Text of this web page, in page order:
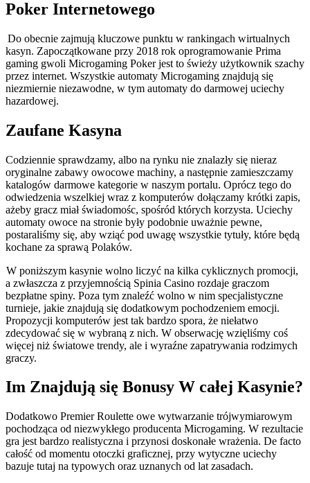
Poker Internetowego
Do obecnie zajmują kluczowe punktu w rankingach wirtualnych
kasyn. Zapoczątkowane przy 2018 rok oprogramowanie Prima
gaming gwoli Microgaming Poker jest to świeży użytkownik szachy
przez internet. Wszystkie automaty Microgaming znajdują się
niezmiernie niezawodne, w tym automaty do darmowej uciechy
hazardowej.
Zaufane Kasyna
Codziennie sprawdzamy, albo na rynku nie znalazły się nieraz
oryginalne zabawy owocowe machiny, a następnie zamieszczamy
katalogów darmowe kategorie w naszym portalu. Oprócz tego do
odwiedzenia wszelkiej wraz z komputerów dołączamy krótki zapis,
ażeby gracz miał świadomośc, spośród których korzysta. Uciechy
automaty owoce na stronie były podobnie uważnie pewne,
postaraliśmy się, aby wziąć pod uwagę wszystkie tytuły, które będą
kochane za sprawą Polaków.
W poniższym kasynie wolno liczyć na kilka cyklicznych promocji,
a zwłaszcza z przyjemnością Spinia Casino rozdaje graczom
bezpłatne spiny. Poza tym znaleźć wolno w nim specjalistyczne
turnieje, jakie znajdują się dodatkowym pochodzeniem emocji.
Propozycji komputerów jest tak bardzo spora, że niełatwo
zdecydować się w wybraną z nich. W obserwację wzięliśmy coś
więcej niż światowe trendy, ale i wyraźne zapatrywania rodzimych
graczy.
Im Znajdują się Bonusy W całej Kasynie?
Dodatkowo Premier Roulette owe wytwarzanie trójwymiarowym
pochodząca od niezwykłego producenta Microgaming. W rezultacie
gra jest bardzo realistyczna i przynosi doskonałe wrażenia. De facto
całość od momentu otoczki graficznej, przy wytyczne uciechy
bazuje tutaj na typowych oraz uznanych od lat zasadach.